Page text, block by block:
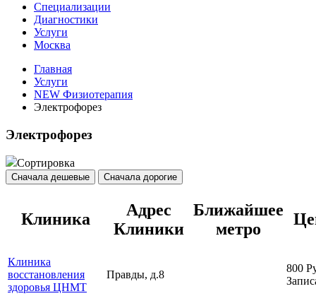
Специализации
Диагностики
Услуги
Москва
Главная
Услуги
NEW Физиотерапия
Электрофорез
Электрофорез
Сортировка
Сначала дешевые Сначала дорогие
Клиника
Адрес
Клиники
Ближайшее
метро
Клиника
восстановления
здоровья ЦНМТ
Правды, д.8
800